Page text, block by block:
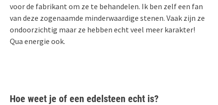
voor de fabrikant om ze te behandelen. Ik ben zelf een fan
van deze zogenaamde minderwaardige stenen. Vaak zijn ze
ondoorzichtig maar ze hebben echt veel meer karakter!
Qua energie ook.
Hoe weet je of een edelsteen echt is?